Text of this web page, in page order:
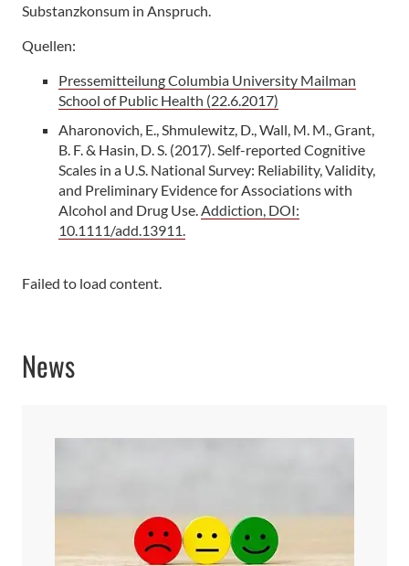
Substanzkonsum in Anspruch.
Quellen:
Pressemitteilung Columbia University Mailman
School of Public Health (22.6.2017)
Aharonovich, E., Shmulewitz, D., Wall, M. M., Grant,
B. F. & Hasin, D. S. (2017). Self-reported Cognitive
Scales in a U.S. National Survey: Reliability, Validity,
and Preliminary Evidence for Associations with
Alcohol and Drug Use. Addiction, DOI:
10.1111/add.13911.
Failed to load content.
News